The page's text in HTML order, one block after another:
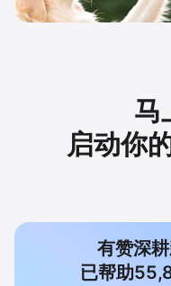
马
启动你
有赞深
已帮助